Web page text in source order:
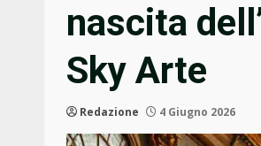
nascita
Sky Arte
Redazione 4 Giugno 2026